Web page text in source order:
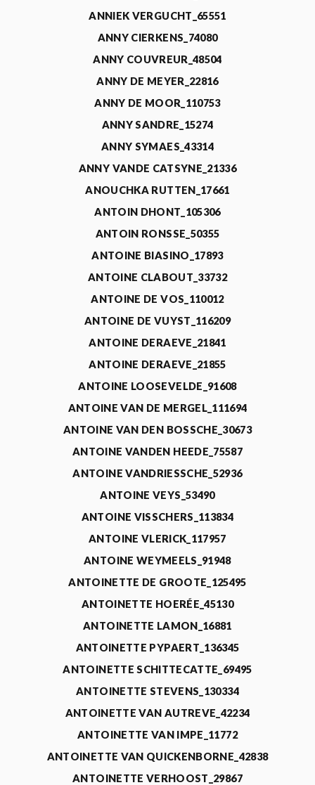
ANNIEK VERGUCHT_65551
ANNY CIERKENS_74080
ANNY COUVREUR_48504
ANNY DE MEYER_22816
ANNY DE MOOR_110753
ANNY SANDRE_15274
ANNY SYMAES_43314
ANNY VANDE CATSYNE_21336
ANOUCHKA RUTTEN_17661
ANTOIN DHONT_105306
ANTOIN RONSSE_50355
ANTOINE BIASINO_17893
ANTOINE CLABOUT_33732
ANTOINE DE VOS_110012
ANTOINE DE VUYST_116209
ANTOINE DERAEVE_21841
ANTOINE DERAEVE_21855
ANTOINE LOOSEVELDE_91608
ANTOINE VAN DE MERGEL_111694
ANTOINE VAN DEN BOSSCHE_30673
ANTOINE VANDEN HEEDE_75587
ANTOINE VANDRIESSCHE_52936
ANTOINE VEYS_53490
ANTOINE VISSCHERS_113834
ANTOINE VLERICK_117957
ANTOINE WEYMEELS_91948
ANTOINETTE DE GROOTE_125495
ANTOINETTE HOERÉE_45130
ANTOINETTE LAMON_16881
ANTOINETTE PYPAERT_136345
ANTOINETTE SCHITTECATTE_69495
ANTOINETTE STEVENS_130334
ANTOINETTE VAN AUTREVE_42234
ANTOINETTE VAN IMPE_11772
ANTOINETTE VAN QUICKENBORNE_42838
ANTOINETTE VERHOOST_29867